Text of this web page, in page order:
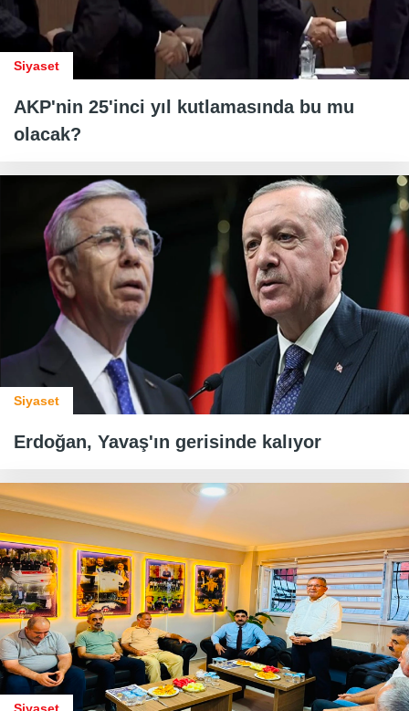
Siyaset
AKP'nin 25'inci yıl kutlamasında bu mu
olacak?
Siyaset
Erdoğan, Yavaş'ın gerisinde kalıyor